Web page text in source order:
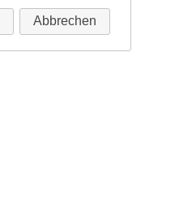
Abbrechen